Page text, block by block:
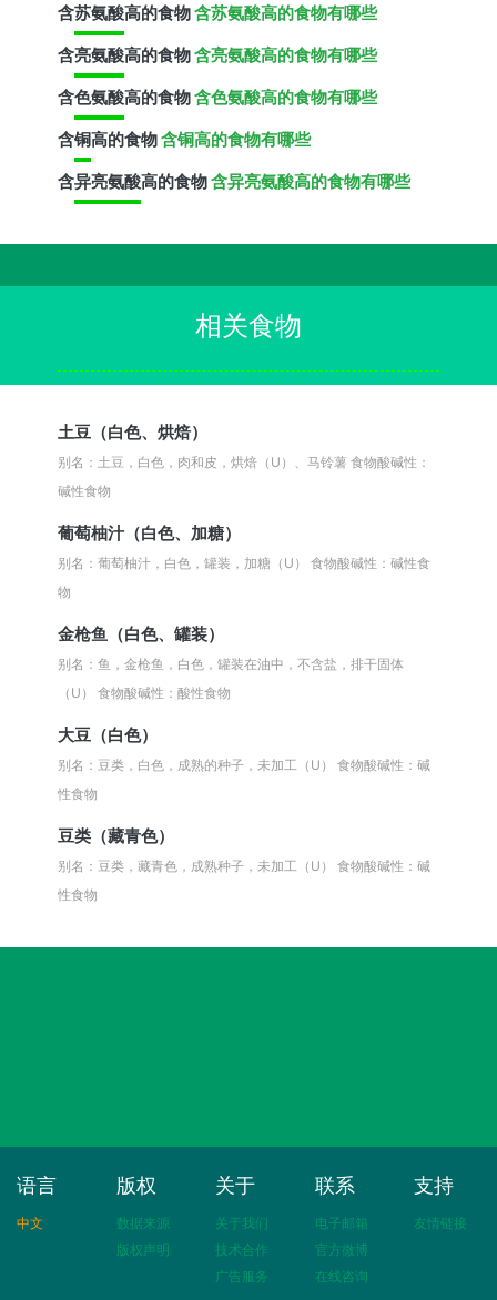
含苏氨酸高的食物含苏氨酸高的食物有哪些
含亮氨酸高的食物含亮氨酸高的食物有哪些
含色氨酸高的食物含色氨酸高的食物有哪些
含铜高的食物含铜高的食物有哪些
含异亮氨酸高的食物含异亮氨酸高的食物有哪些
相关食物
土豆（白色、烘焙）
别名：土豆，白色，肉和皮，烘焙（U）、马铃薯食物酸碱性：
碱性食物
葡萄柚汁（白色、加糖）
别名：葡萄柚汁，白色，罐装，加糖（U）食物酸碱性：碱性食
物
金枪鱼（白色、罐装）
别名：鱼，金枪鱼，白色，罐装在油中，不含盐，排干固体
（U）食物酸碱性：酸性食物
大豆（白色）
别名：豆类，白色，成熟的种子，未加工（U）食物酸碱性：碱
性食物
豆类（藏青色）
别名：豆类，藏青色，成熟种子，未加工（U）食物酸碱性：碱
性食物
语言
中文
版权
数据来源
版权声明
关于
关于我们
技术合作
广告服务
联系
电子邮箱
官方微博
在线咨询
支持
友情链接